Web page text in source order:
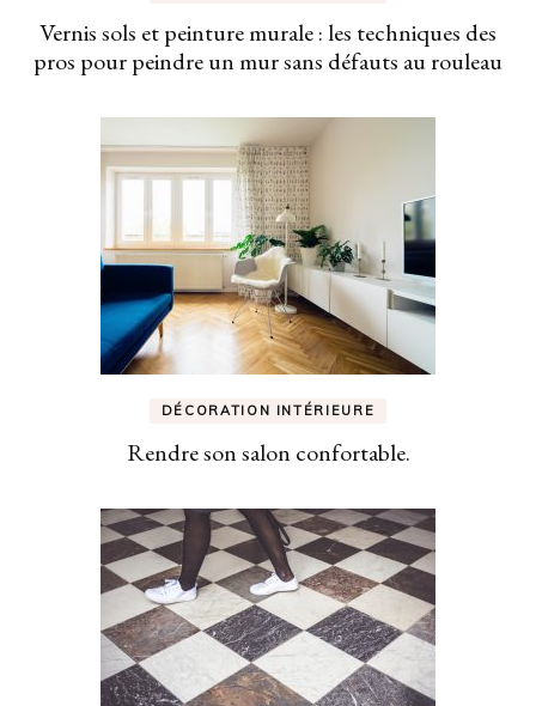
Vernis sols et peinture murale : les techniques des
pros pour peindre un mur sans défauts au rouleau
DÉCORATION INTÉRIEURE
Rendre son salon confortable.